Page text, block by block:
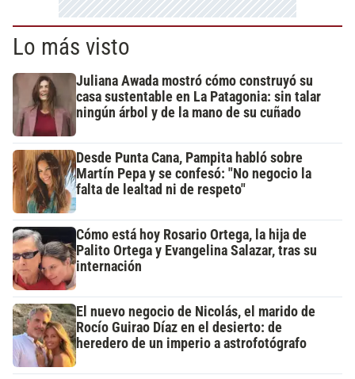
Lo más visto
Juliana Awada mostró cómo construyó su
casa sustentable en La Patagonia: sin talar
ningún árbol y de la mano de su cuñado
Desde Punta Cana, Pampita habló sobre
Martín Pepa y se confesó: "No negocio la
falta de lealtad ni de respeto"
Cómo está hoy Rosario Ortega, la hija de
Palito Ortega y Evangelina Salazar, tras su
internación
El nuevo negocio de Nicolás, el marido de
Rocío Guirao Díaz en el desierto: de
heredero de un imperio a astrofotógrafo